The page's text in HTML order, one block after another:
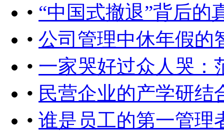
• “中国式撤退”背后的
• 公司管理中休年假的
• 一家哭好过众人哭：
• 民营企业的产学研结
• 谁是员工的第一管理